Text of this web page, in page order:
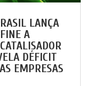
LANÇA
A
DÉFICIT
EMPRESAS